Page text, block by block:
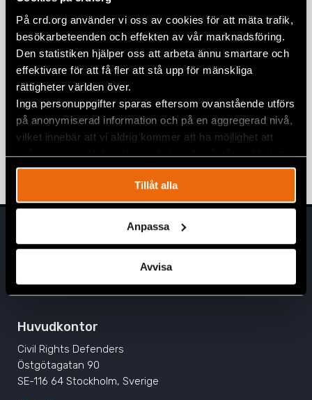
På crd.org använder vi oss av cookies för att mäta trafik,
besökarbeteenden och effekten av vår marknadsföring.
Den statistiken hjälper oss att arbeta ännu smartare och
effektivare för att få fler att stå upp för mänskliga
rättigheter världen över.
Inga personuppgifter sparas eftersom ovanstående utförs
på anonymiserad information och på en aggregerad nivå,
vilket innebär att vi aldrig kommer att ha möjlighet att
spåra en specifik besökares beteende på vår webbplats.
Tillåt alla
Anpassa
Avvisa
Yttrande över Straffansvar för
deltagande i och samröre med
kriminella sammanslutningar (SOU
2026:13)
REMISSVAR 26 maj 2026
Yttrande över Skärpningar i lagen om
särskild kontroll av vissa utlänningar
och utlänningslagen (SOU 2025:114)
Huvudkontor
Civil Rights Defenders
Östgötagatan 90
SE-116 64 Stockholm, Sverige